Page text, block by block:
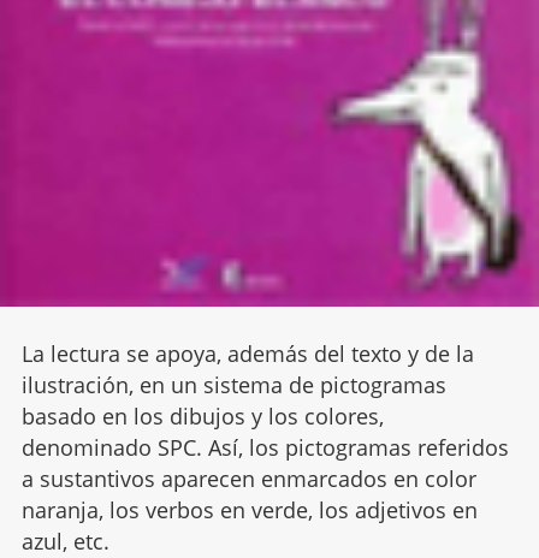
La lectura se apoya, además del texto y de la
ilustración, en un sistema de pictogramas
basado en los dibujos y los colores,
denominado SPC. Así, los pictogramas referidos
a sustantivos aparecen enmarcados en color
naranja, los verbos en verde, los adjetivos en
azul, etc.